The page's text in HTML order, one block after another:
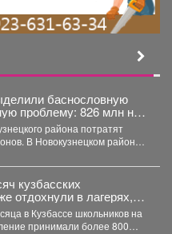
баснословную
проблему: 826 млн на
района потратят
районе в
кузбасских
отдохнули в лагерях,
в Кузбассе школьников на
принимали более 800